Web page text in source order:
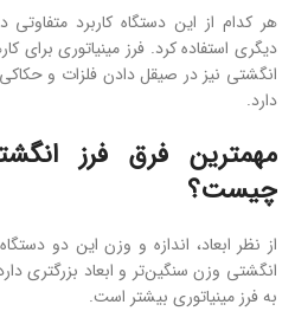
هر کدام از این دستگاه کاربرد
دیگری استفاده کرد. فرز مینیاتوری
انگشتی نیز در صیقل دادن فلزات و
دارد.
مهمترین فرق فرز
چیست؟
از نظر ابعاد، اندازه و وزن این دو
انگشتی وزن سنگین‌تر و ابعاد بزرگتری
به فرز مینیاتوری بیشتر است.